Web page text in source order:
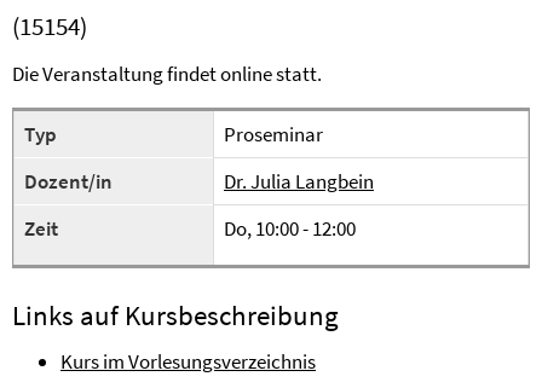
(15154)
Die Veranstaltung findet online statt.
Typ
Proseminar
Dozent/in
Dr. Julia Langbein
Zeit
Do, 10:00 - 12:00
Links auf Kursbeschreibung
Kurs im Vorlesungsverzeichnis